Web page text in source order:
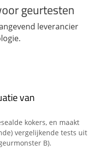
geurtesten
leverancier
van
kokers, en maakt
vergelijkende tests uit
B).